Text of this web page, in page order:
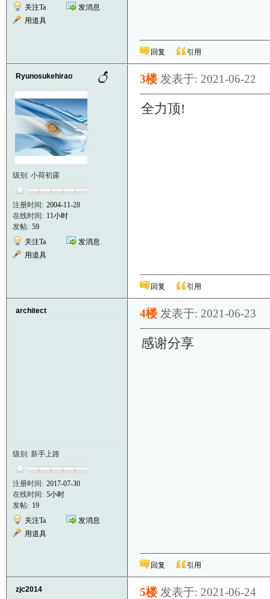
关注Ta
发消息
用道具
回复 引用
Ryunosukehirao
级别: 小荷初露
注册时间: 2004-11-28
在线时间: 11小时
发帖: 59
关注Ta
发消息
用道具
3楼 发表于: 2021-06-22
全力顶!
回复 引用
architect
级别: 新手上路
注册时间: 2017-07-30
在线时间: 5小时
发帖: 19
关注Ta
发消息
用道具
4楼 发表于: 2021-06-23
感谢分享
回复 引用
zjc2014 5楼 发表于: 2021-06-24